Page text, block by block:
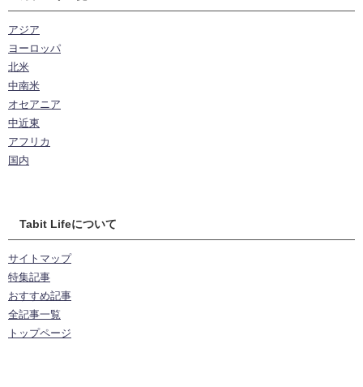
アジア
ヨーロッパ
北米
中南米
オセアニア
中近東
アフリカ
国内
Tabit Lifeについて
サイトマップ
特集記事
おすすめ記事
全記事一覧
トップページ